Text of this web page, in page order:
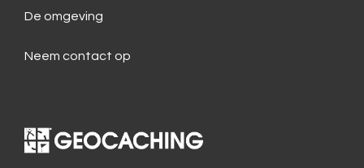
De omgeving
Neem contact op